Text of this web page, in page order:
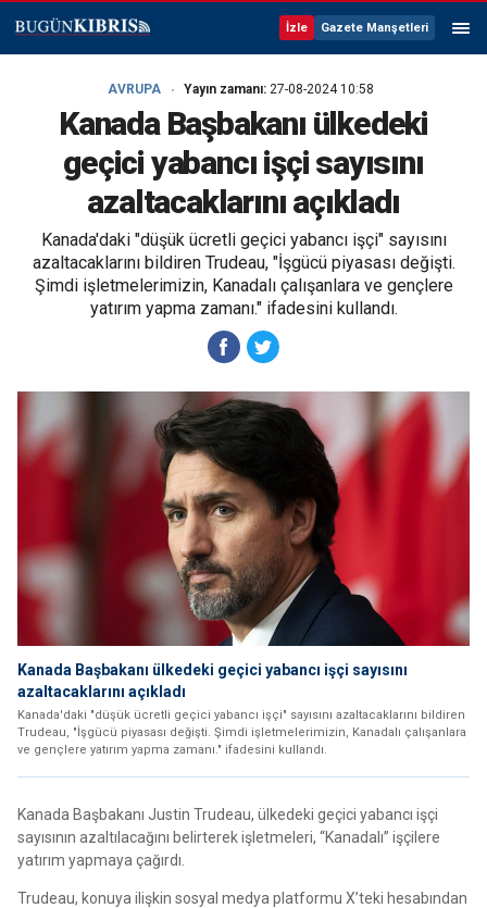
İzle Gazete Manşetleri
AVRUPA Yayın zamanı: 27-08-2024 10:58
Kanada Başbakanı ülkedeki
geçici yabancı işçi sayısını
azaltacaklarını açıkladı
Kanada'daki "düşük ücretli geçici yabancı işçi" sayısını
azaltacaklarını bildiren Trudeau, "İşgücü piyasası değişti.
Şimdi işletmelerimizin, Kanadalı çalışanlara ve gençlere
yatırım yapma zamanı." ifadesini kullandı.
Kanada Başbakanı ülkedeki geçici yabancı işçi sayısını
azaltacaklarını açıkladı
Kanada'daki "düşük ücretli geçici yabancı işçi" sayısını azaltacaklarını bildiren
Trudeau, "İşgücü piyasası değişti. Şimdi işletmelerimizin, Kanadalı çalışanlara
ve gençlere yatırım yapma zamanı." ifadesini kullandı.
Kanada Başbakanı Justin Trudeau, ülkedeki geçici yabancı işçi
sayısının azaltılacağını belirterek işletmeleri, “Kanadalı” işçilere
yatırım yapmaya çağırdı.
Trudeau, konuya ilişkin sosyal medya platformu X’teki hesabından